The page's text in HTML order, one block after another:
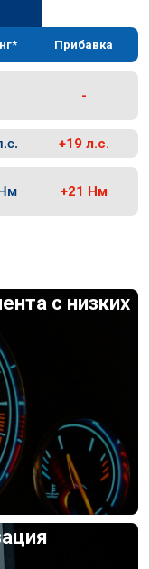
Прибавка
-
+19 л.с.
+21 Нм
с низких